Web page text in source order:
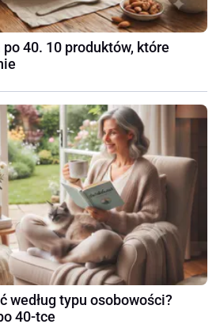
40. 10 produktów, które
według typu osobowości?
40-tce